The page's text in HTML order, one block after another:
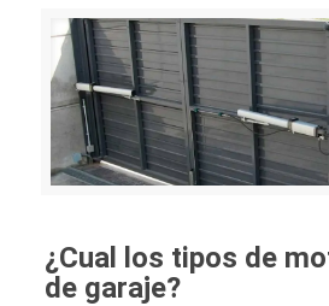
¿Cual los tipos de
de garaje?